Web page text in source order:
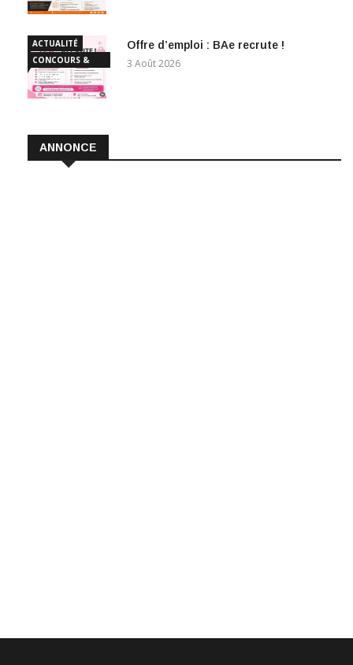
ACTUALITÉ
CONCOURS &
EMPLOI
Offre d’emploi : BAe recrute !
3 Août 2026
ANNONCE